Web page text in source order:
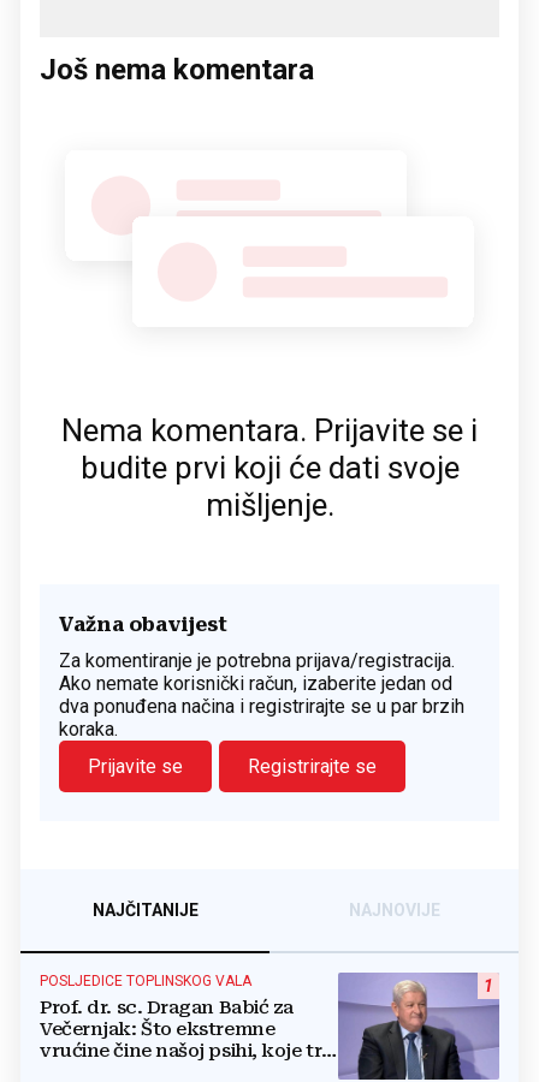
Još nema komentara
Nema komentara. Prijavite se i
budite prvi koji će dati svoje
mišljenje.
Važna obavijest
Za komentiranje je potrebna prijava/registracija.
Ako nemate korisnički račun, izaberite jedan od
dva ponuđena načina i registrirajte se u par brzih
koraka.
Prijavite se
Registrirajte se
NAJČITANIJE NAJNOVIJE
1
POSLJEDICE TOPLINSKOG VALA
Prof. dr. sc. Dragan Babić za
Večernjak: Što ekstremne
vrućine čine našoj psihi, koje tri